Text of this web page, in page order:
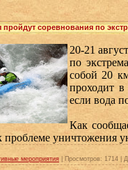
пройдут соревнования по
20-21
по
собой 20
проходит в
если вода
Как
проблеме уничтожения
мероприятия Просмотров: 1714